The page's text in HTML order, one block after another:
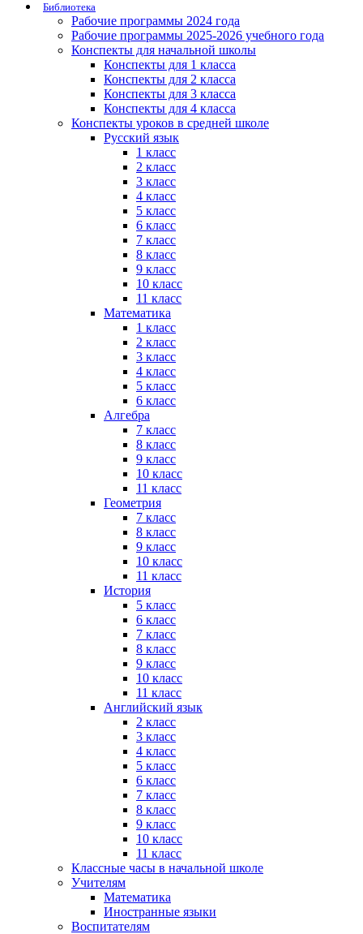
Библиотека
Рабочие программы 2024 года
Рабочие программы 2025-2026 учебного года
Конспекты для начальной школы
Конспекты для 1 класса
Конспекты для 2 класса
Конспекты для 3 класса
Конспекты для 4 класса
Конспекты уроков в средней школе
Русский язык
1 класс
2 класс
3 класс
4 класс
5 класс
6 класс
7 класс
8 класс
9 класс
10 класс
11 класс
Математика
1 класс
2 класс
3 класс
4 класс
5 класс
6 класс
Алгебра
7 класс
8 класс
9 класс
10 класс
11 класс
Геометрия
7 класс
8 класс
9 класс
10 класс
11 класс
История
5 класс
6 класс
7 класс
8 класс
9 класс
10 класс
11 класс
Английский язык
2 класс
3 класс
4 класс
5 класс
6 класс
7 класс
8 класс
9 класс
10 класс
11 класс
Классные часы в начальной школе
Учителям
Математика
Иностранные языки
Воспитателям